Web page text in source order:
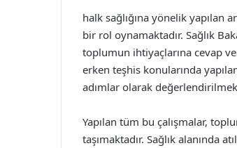
halk sağlığına yönelik yapılan
bir rol oynamaktadır. Sağlık
toplumun ihtiyaçlarına cevap
erken teşhis konularında
adımlar olarak
Yapılan tüm bu çalışmalar,
taşımaktadır. Sağlık alanında